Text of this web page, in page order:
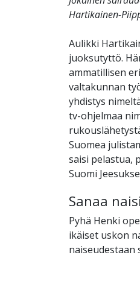
Hartikainen-
Aulikki
juoksutyttö.
ammatillisen
valtakunnan
yhdistys
tv-ohjelmaa
Suomea
saisi pelastua,
Suomi
Sanaa
Pyhä Henki
ikäiset uskon
naiseudestaan